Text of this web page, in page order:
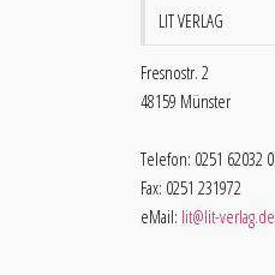
LIT VERLAG
Fresnostr. 2
48159 Münster
Telefon: 0251 62032 0
Fax: 0251 231972
eMail: lit@lit-verlag.de